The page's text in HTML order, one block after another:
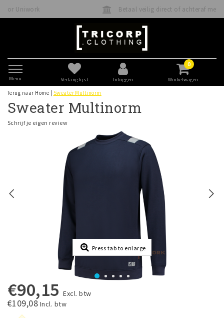
Betaal veilig direct of achteraf met Klarna
Menu Verlanglijst Inloggen
0
Winkelwagen
Terug naar Home Sweater Multinorm
Sweater Multinorm
Schrijf je eigen review
Press tab to enlarge
€90,15 Excl. btw
€109,08 Incl. btw